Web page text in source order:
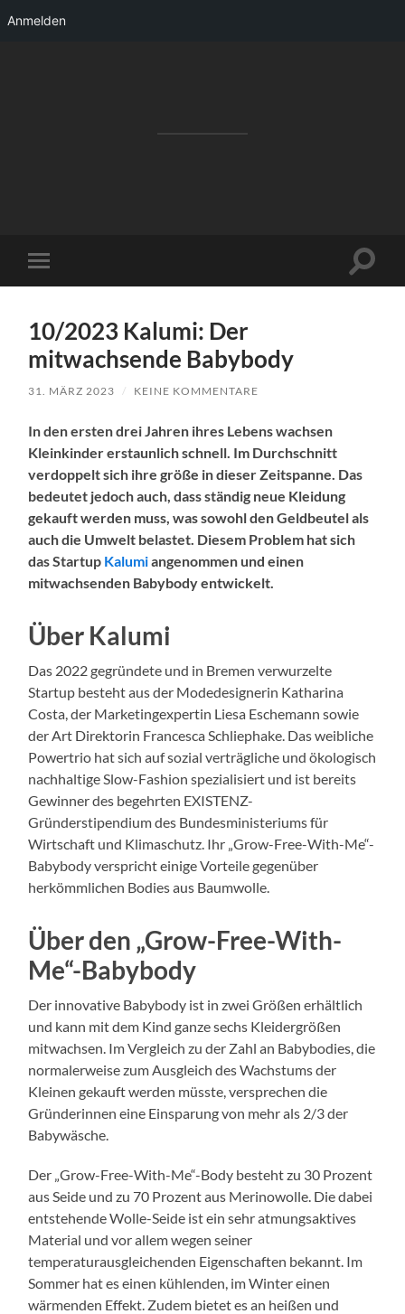
Anmelden
Mobile-
Menü
10/2023 Kalumi: Der
mitwachsende Babybody
31. MÄRZ 2023 / KEINE KOMMENTARE
In den ersten drei Jahren ihres Lebens wachsen
Kleinkinder erstaunlich schnell. Im Durchschnitt
verdoppelt sich ihre größe in dieser Zeitspanne. Das
bedeutet jedoch auch, dass ständig neue Kleidung
gekauft werden muss, was sowohl den Geldbeutel als
auch die Umwelt belastet. Diesem Problem hat sich
das Startup Kalumiangenommen und einen
mitwachsenden Babybody entwickelt.
Über Kalumi
Das 2022 gegründete und in Bremen verwurzelte
Startup besteht aus der Modedesignerin Katharina
Costa, der Marketingexpertin Liesa Eschemann sowie
der Art Direktorin Francesca Schliephake. Das weibliche
Powertrio hat sich auf sozial verträgliche und ökologisch
nachhaltige Slow-Fashion spezialisiert und ist bereits
Gewinner des begehrten EXISTENZ-
Gründerstipendium des Bundesministeriums für
Wirtschaft und Klimaschutz. Ihr „Grow-Free-With-Me“-
Babybody verspricht einige Vorteile gegenüber
herkömmlichen Bodies aus Baumwolle.
Über den „Grow-Free-With-
Me“-Babybody
Der innovative Babybody ist in zwei Größen erhältlich
und kann mit dem Kind ganze sechs Kleidergrößen
mitwachsen. Im Vergleich zu der Zahl an Babybodies, die
normalerweise zum Ausgleich des Wachstums der
Kleinen gekauft werden müsste, versprechen die
Gründerinnen eine Einsparung von mehr als 2/3 der
Babywäsche.
Der „Grow-Free-With-Me“-Body besteht zu 30 Prozent
aus Seide und zu 70 Prozent aus Merinowolle. Die dabei
entstehende Wolle-Seide ist ein sehr atmungsaktives
Material und vor allem wegen seiner
temperaturausgleichenden Eigenschaften bekannt. Im
Sommer hat es einen kühlenden, im Winter einen
wärmenden Effekt. Zudem bietet es an heißen und